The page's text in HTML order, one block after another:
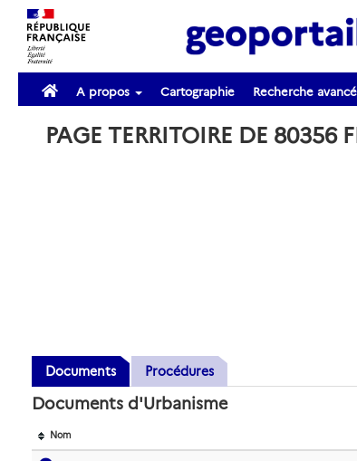
A propos Cartographie Recherche
PAGE TERRITOIRE DE 80356
Documents
Procédures
Documents d'Urbanisme
Nom